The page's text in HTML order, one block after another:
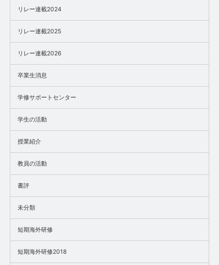
リレー連載2024
リレー連載2025
リレー連載2026
卒業生消息
学修サポートセンター
学生の活動
授業紹介
教員の活動
書評
未分類
短期海外研修
短期海外研修2018